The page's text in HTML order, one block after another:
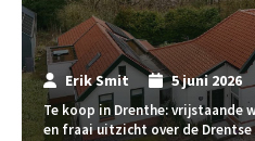
Erik Smit 5 juni 2026
Te koop in Drenthe: vrijstaande
en fraai uitzicht over de